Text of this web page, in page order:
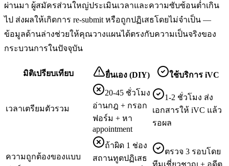
ผ่านมา ผู้สมัครส่วนใหญ่ประเมินเวลาและความซับซ้อนต่ำเกิน
ไป ส่งผลให้เกิดการ re-submit หรือถูกปฏิเสธโดยไม่จำเป็น —
ข้อมูลด้านล่างช่วยให้คุณวางแผนได้ตรงกับความเป็นจริงของ
กระบวนการในปัจจุบัน
มิติเปรียบเทียบ ยื่นเอง (DIY) ใช้บริการ iVC
เวลาเตรียมตัวรวม
20-45 ชั่วโมง
อ่านกฎ + กรอก
ฟอร์ม + หา
appointment
1-2 ชั่วโมง ส่ง
เอกสารให้ iVC แล้ว
รอผล
ความถูกต้องของแบบ
ถ้าผิด 1 ช่อง
สถานทูตปฏิเสธ
ตรวจ 3 รอบโดย
ทีมเชี่ยวชาญ + อดีต